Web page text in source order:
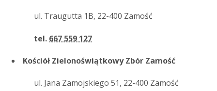
ul. Traugutta 1B, 22-400 Zamość
tel. 667 559 127
Kościół Zielonoświątkowy Zbór Zamość
ul. Jana Zamojskiego 51, 22-400 Zamość